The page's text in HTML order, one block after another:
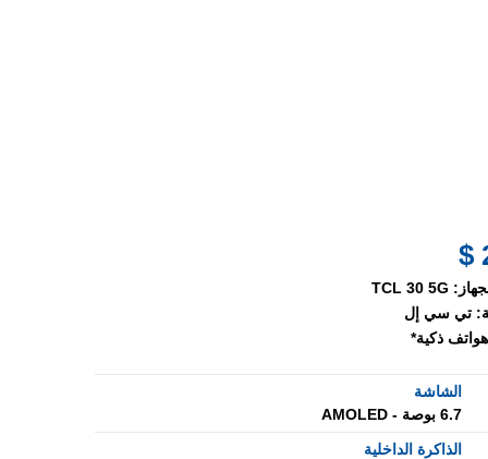
TCL 30 5G
تي سي إل
هواتف ذكية*
الشاشة
6.7 بوصة - AMOLED
الذاكرة الداخلية